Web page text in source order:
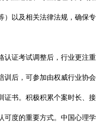
）以及相关法律法规，确保专
认证考试调整后，行业更注重
训后，可参加由权威行业协会
证书。积极积累个案时长、接
可度的重要方式。中国心理学